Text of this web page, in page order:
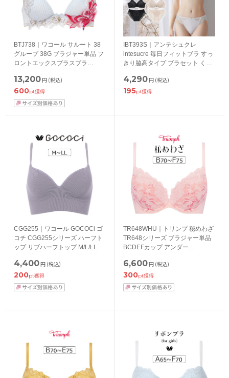
BTJ738｜ワコール サルート 38
グループ 38G ブラジャー単品 フ
ロントエックスプラスブラ
65/70/75cm
13,200円 (税込)
600pt獲得
IBT393S｜アンテシュクレ
intesucre 毎日フィットブラ すっ
きり脇高タイプ ブラセット くっ
ンダー60/65/70/75cm
4,290円 (税込)
195pt獲得
CGG255｜ワコール GOCOCi ゴ
コチ CGG255シリーズ ハーフト
ップ リブハーフトップ M/L/LL
4,400円 (税込)
200pt獲得
TR648WHU｜トリンプ 秘めわざ
TR648シリーズ ブラジャー単品
BCDEFカップ アンダー
6,600円 (税込)
300pt獲得